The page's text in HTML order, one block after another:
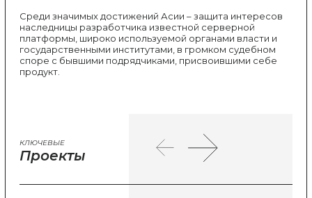
Среди значимых достижений Асии – защита интересов
наследницы разработчика известной серверной
платформы, широко используемой органами власти и
государственными институтами, в громком судебном
споре с бывшими подрядчиками, присвоившими себе
продукт.
КЛЮЧЕВЫЕ
Проекты